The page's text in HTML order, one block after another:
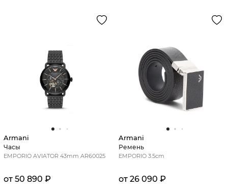
Armani
Часы
EMPORIO AVIATOR 43mm AR60025
от 50 890 ₽
Armani
Ремень
EMPORIO 3.5cm
от 26 090 ₽